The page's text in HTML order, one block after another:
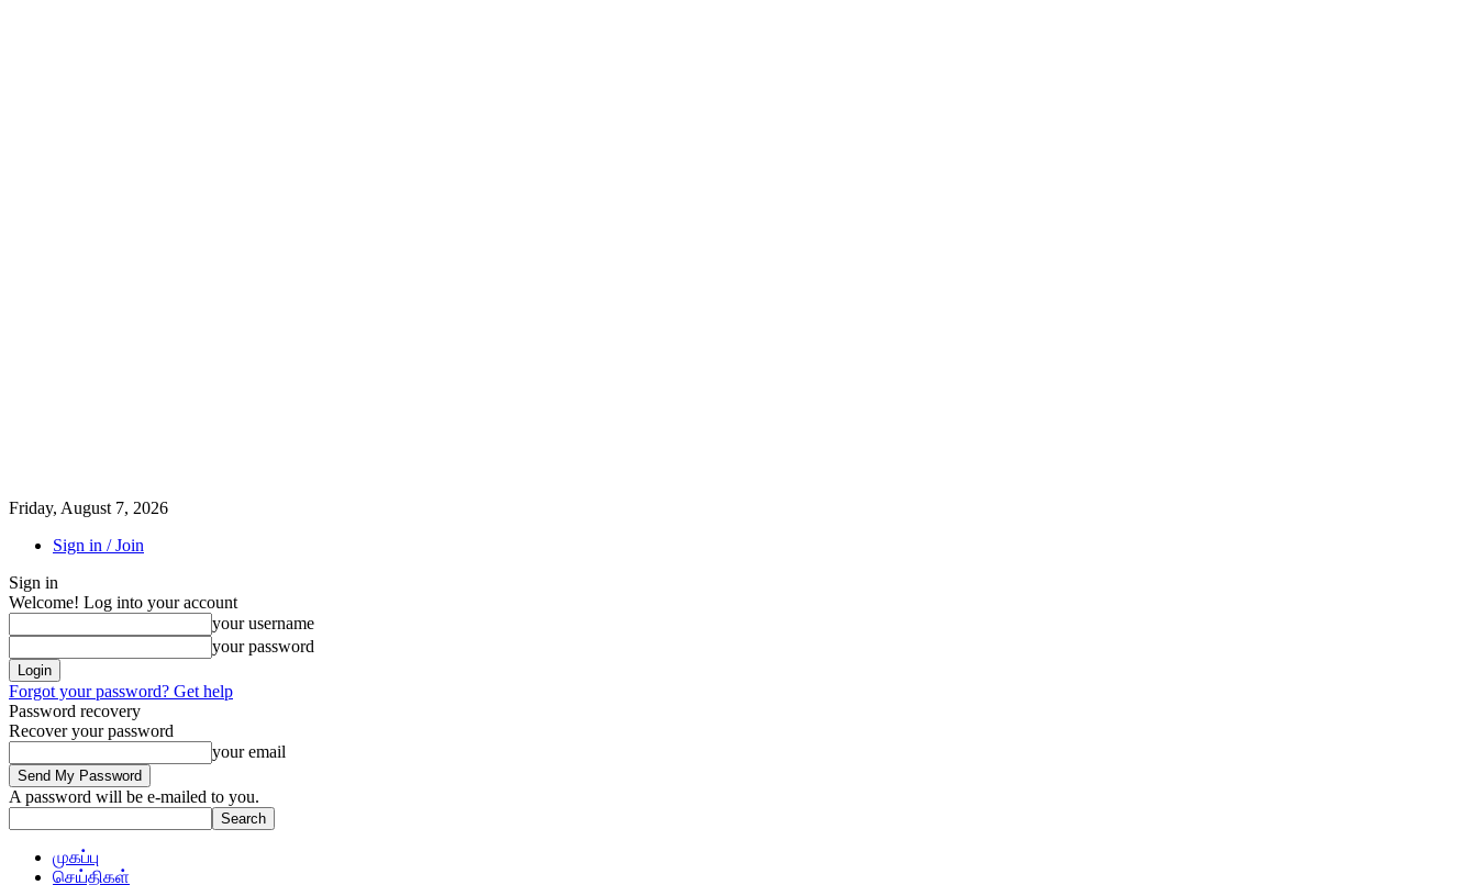
Friday, August 7, 2026
Sign in / Join
Sign in
Welcome! Log into your account
your username
your password
Forgot your password? Get help
Password recovery
Recover your password
your email
A password will be e-mailed to you.
முகப்பு
செய்திகள்